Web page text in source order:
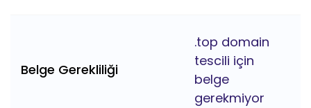
Belge Gerekliliği
.top domain
tescili için
belge
gerekmiyor